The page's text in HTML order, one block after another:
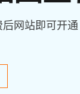
网站即可开通